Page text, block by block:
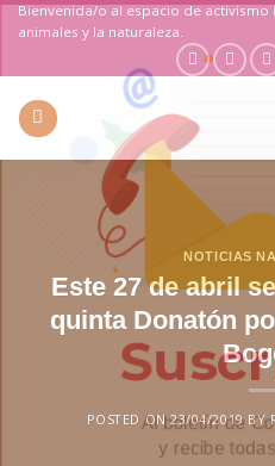
Saltar
contenido
Bienvenida/o al espacio de
animales y la naturaleza.
NOTICIAS
Este 27 de abril
quinta Donatón
POSTED ON23/04/2019 BY